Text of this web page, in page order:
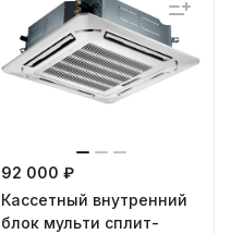
92 000 ₽
Кассетный внутренний
блок мульти сплит-